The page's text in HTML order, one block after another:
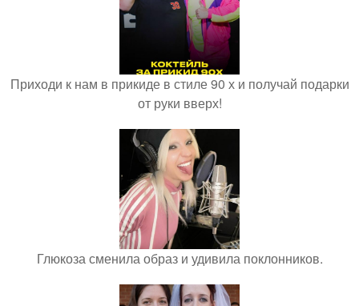
Приходи к нам в прикиде в стиле 90 х и получай подарки
от руки вверх!
Глюкоза сменила образ и удивила поклонников.